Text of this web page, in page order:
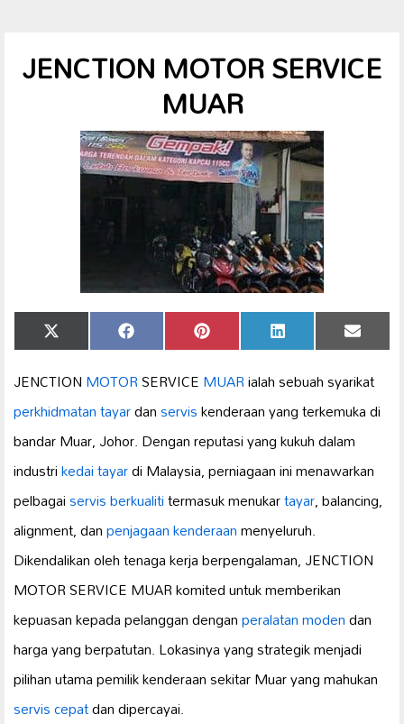
JENCTION MOTOR SERVICE
MUAR
Share
on
X
(Twitter)
Share
on
Facebook Share
on
Pinterest Share
on
LinkedIn Share
on
Email
JENCTIONMOTORSERVICEMUARialah sebuah syarikat
perkhidmatan tayardanserviskenderaan yang terkemuka di
bandar Muar, Johor. Dengan reputasi yang kukuh dalam
industrikedai tayardi Malaysia, perniagaan ini menawarkan
pelbagaiservis berkualititermasuk menukartayar, balancing,
alignment, danpenjagaan kenderaanmenyeluruh.
Dikendalikan oleh tenaga kerja berpengalaman, JENCTION
MOTOR SERVICE MUAR komited untuk memberikan
kepuasan kepada pelanggan denganperalatan modendan
harga yang berpatutan. Lokasinya yang strategik menjadi
pilihan utama pemilik kenderaan sekitar Muar yang mahukan
servis cepatdan dipercayai.